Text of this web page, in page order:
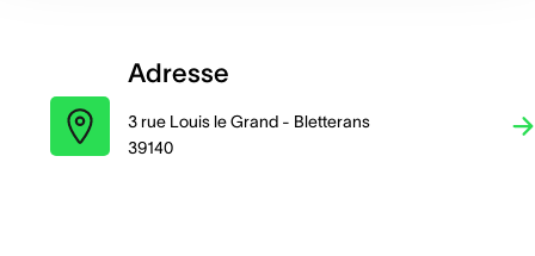
Adresse
3 rue Louis le Grand - Bletterans
39140